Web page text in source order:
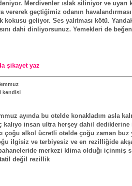
Merdivenler ıslak siliniyor ve uyarı
vererek geçtiğimiz odanın
kokusu geliyor. Ses yalıtması kötü.
dahi dinliyorsunuz. Yemekleri de
şikayet yaz
kendisi
ayında bu otelde konakladım asla
kalıyo insan ultra herşey dahil dediklerine
çoğu alkol ücretli otelde çoğu zaman buz
ilgisiz ve terbiyesiz ve en rezilliğide
merkezi klima olduğı içinmiş
değil rezillik